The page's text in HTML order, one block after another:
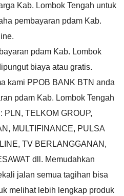
Kab. Lombok Tengah untuk
pembayaran pdam Kab.
pdam Kab. Lombok
biaya atau gratis.
kami PPOB BANK BTN anda
pdam Kab. Lombok Tengah
PLN, TELKOM GROUP,
MULTIFINANCE, PULSA
TV BERLANGGANAN,
dll. Memudahkan
jalan semua tagihan bisa
melihat lebih lengkap produk